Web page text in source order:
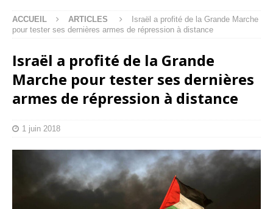
ACCUEIL ARTICLES
Israël a profité de la Grande Marche
pour tester ses dernières armes de répression à distance
Israël a profité de la Grande
Marche pour tester ses dernières
armes de répression à distance
1 juin 2018